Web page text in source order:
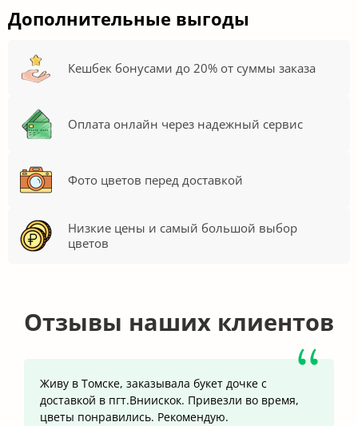
Дополнительные выгоды
Кешбек бонусами до 20% от суммы заказа
Оплата онлайн через надежный сервис
Фото цветов перед доставкой
Низкие цены и самый большой выбор
цветов
Отзывы наших клиентов
Живу в Томске, заказывала букет дочке с
доставкой в пгт.Вниискок. Привезли во время,
цветы понравились. Рекомендую.